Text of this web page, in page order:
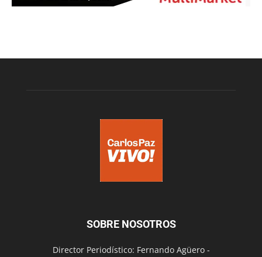
SOBRE NOSOTROS
Director Periodístico: Fernando Agüero -